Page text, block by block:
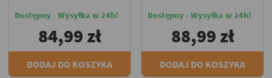
Dostępny - Wysyłka w 24h!
84,99 zł
DODAJ DO KOSZYKA
Dostępny - Wysyłka w 24h!
88,99 zł
DODAJ DO KOSZYKA